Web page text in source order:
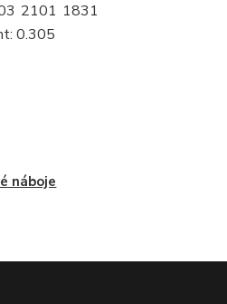
0.305
2101 1831
náboje